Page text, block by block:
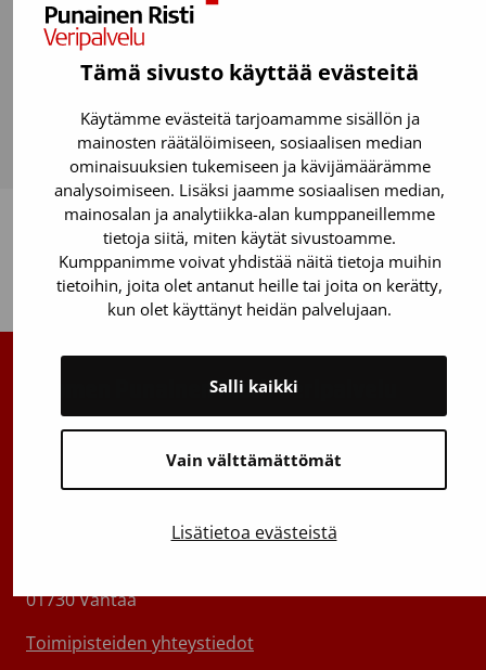
Tämä sivusto käyttää evästeitä
Käytämme evästeitä tarjoamamme sisällön ja
mainosten räätälöimiseen, sosiaalisen median
ominaisuuksien tukemiseen ja kävijämäärämme
analysoimiseen. Lisäksi jaamme sosiaalisen median,
mainosalan ja analytiikka-alan kumppaneillemme
tietoja siitä, miten käytät sivustoamme.
Kumppanimme voivat yhdistää näitä tietoja muihin
tietoihin, joita olet antanut heille tai joita on kerätty,
kun olet käyttänyt heidän palvelujaan.
Vain välttämättömät
Salli kaikki
Lisätietoa evästeistä
Tee testi
Takaisin ylös
Suomen Punainen Risti, Veripalvelu
Maksuton verenluovuttajien info:
(ma–pe 8–17)
01730 Vantaa
Toimipisteiden yhteystiedot